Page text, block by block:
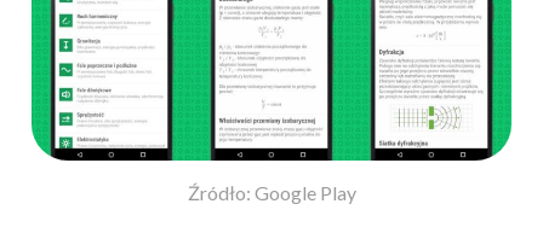
Źródło: Google Play